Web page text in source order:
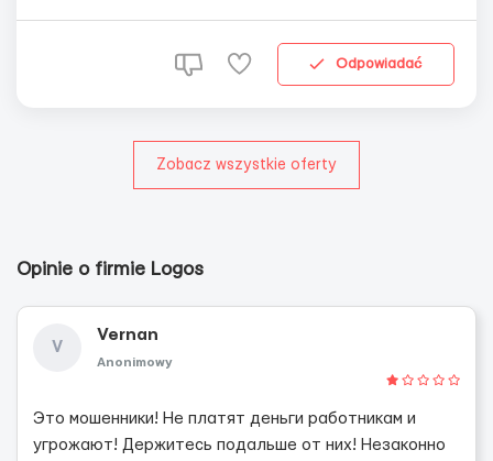
Odpowiadać
Zobacz wszystkie oferty
Opinie o firmie Logos
V
Vernan
Anonimowy
Это мошенники! Не платят деньги работникам и
угрожают! Держитесь подальше от них! Незаконно